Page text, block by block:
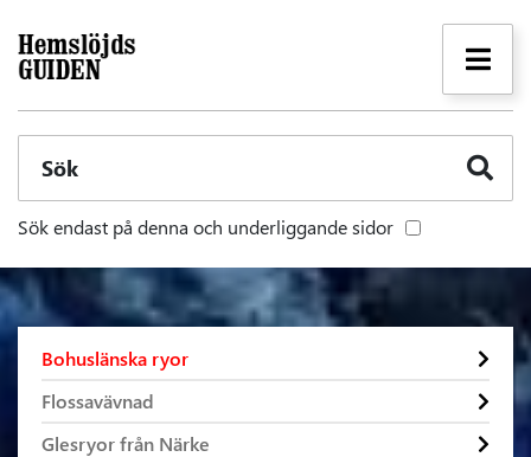
Sök
Sök endast på denna och underliggande sidor
Bohuslänska ryor
Flossavävnad
Glesryor från Närke